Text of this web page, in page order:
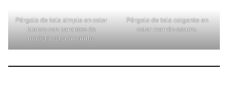
Pérgola de tela simple en color
blanco con parantes de
madera color amarillo.
Pérgola de tela colgante en
color marrón oscuro.